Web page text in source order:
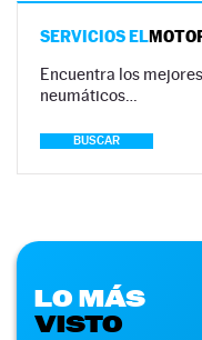
SERVICIOS EL
Encuentra los
neumáticos…
BUSCAR
LO MÁS
VISTO